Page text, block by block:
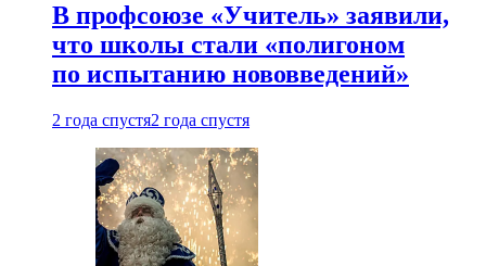
В профсоюзе «Учитель» заявили,
что школы стали «полигоном
по испытанию нововведений»
2 года спустя2 года спустя